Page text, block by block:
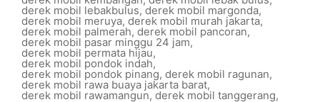
derek mobil lebakbulus,derek mobil margonda,
derek mobil meruya, derek mobil murah jakarta,
derek mobil palmerah, derek mobil pancoran,
derek mobil pasar minggu 24 jam,
derek mobil permata hijau,
derek mobil pondok indah,
derek mobil pondok pinang, derek mobil ragunan,
derek mobil rawa buaya jakarta barat,
derek mobil rawamangun, derek mobil tanggerang,